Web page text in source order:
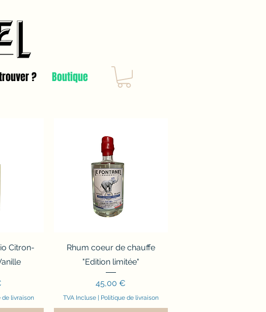
? Boutique
Citron-
de livraison
Aperçu rapide
Rhum coeur de chauffe
"Edition limitée"
Prix
45,00 €
TVA Incluse| Politique de livraison